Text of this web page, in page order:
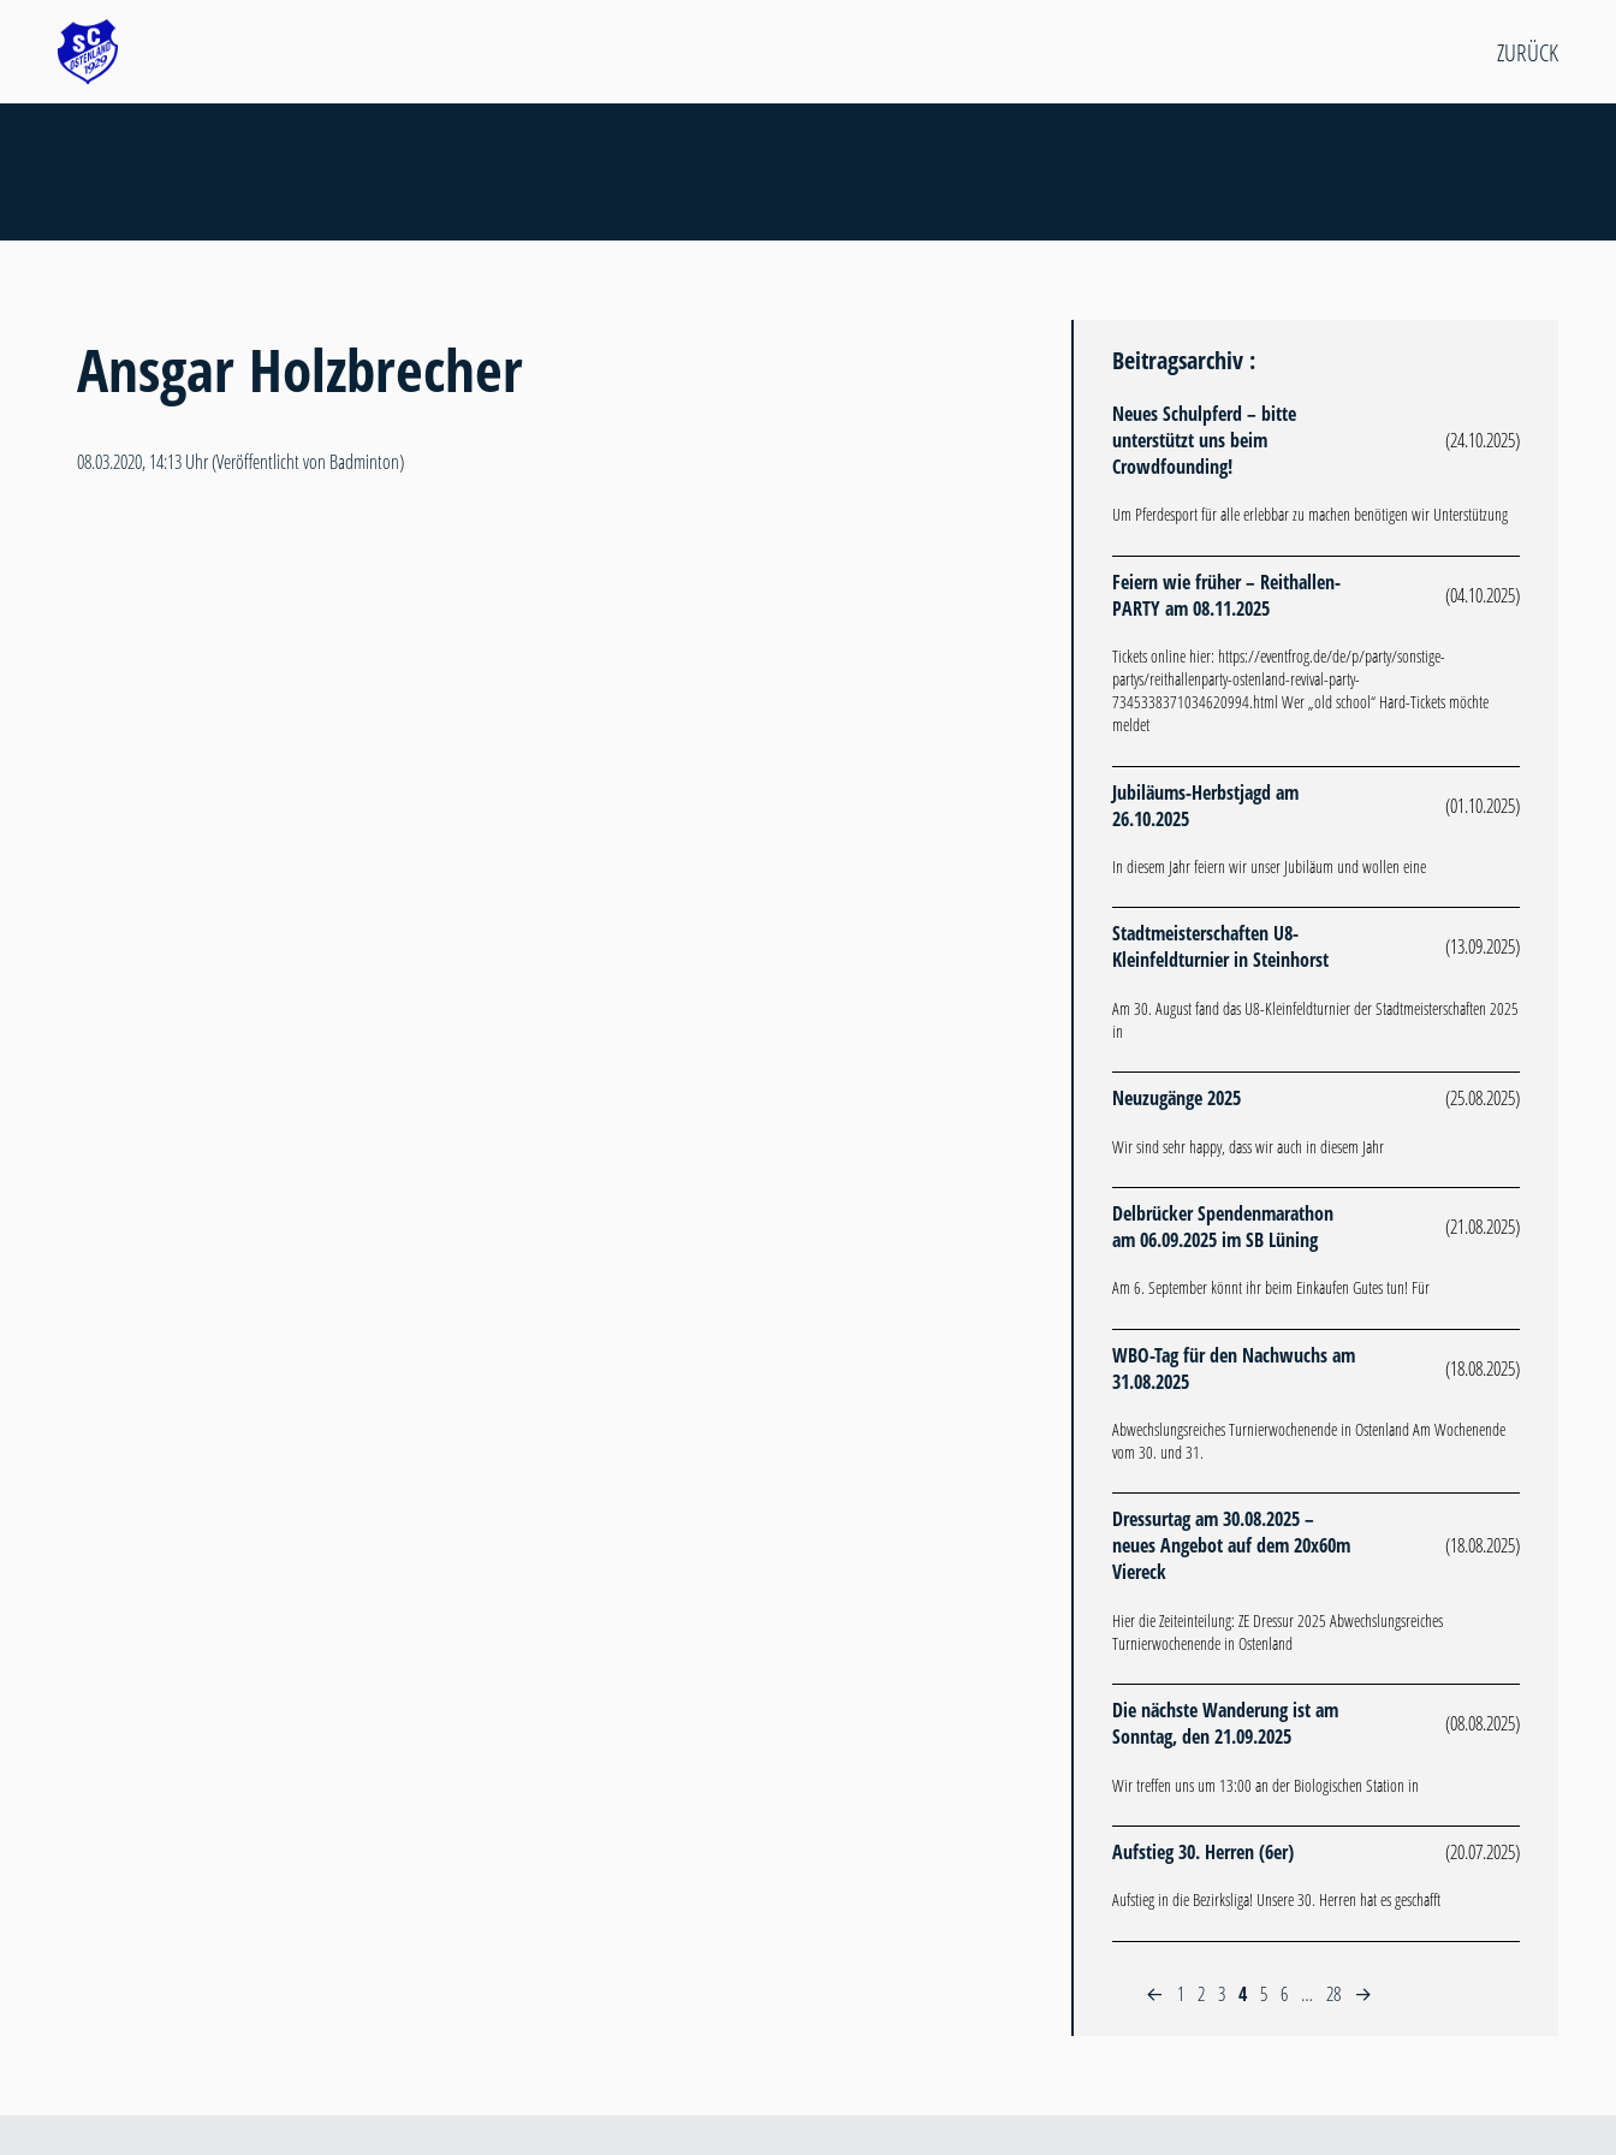
ZURÜCK
Ansgar Holzbrecher
08.03.2020, 14:13 Uhr(Veröffentlicht von Badminton)
Beitragsarchiv :
Neues Schulpferd – bitte
unterstützt uns beim
Crowdfounding!
(24.10.2025)
Um Pferdesport für alle erlebbar zu machen benötigen wir Unterstützung
Feiern wie früher – Reithallen-
PARTY am 08.11.2025
(04.10.2025)
Tickets online hier: https://eventfrog.de/de/p/party/sonstige-
partys/reithallenparty-ostenland-revival-party-
7345338371034620994.html Wer „old school“ Hard-Tickets möchte
meldet
Jubiläums-Herbstjagd am
26.10.2025
(01.10.2025)
In diesem Jahr feiern wir unser Jubiläum und wollen eine
Stadtmeisterschaften U8-
Kleinfeldturnier in Steinhorst
(13.09.2025)
Am 30. August fand das U8-Kleinfeldturnier der Stadtmeisterschaften 2025
in
Neuzugänge 2025 (25.08.2025)
Wir sind sehr happy, dass wir auch in diesem Jahr
Delbrücker Spendenmarathon
am 06.09.2025 im SB Lüning
(21.08.2025)
Am 6. September könnt ihr beim Einkaufen Gutes tun! Für
WBO-Tag für den Nachwuchs am
31.08.2025
(18.08.2025)
Abwechslungsreiches Turnierwochenende in Ostenland Am Wochenende
vom 30. und 31.
Dressurtag am 30.08.2025 –
neues Angebot auf dem 20x60m
Viereck
(18.08.2025)
Hier die Zeiteinteilung: ZE Dressur 2025 Abwechslungsreiches
Turnierwochenende in Ostenland
Die nächste Wanderung ist am
Sonntag, den 21.09.2025
(08.08.2025)
Wir treffen uns um 13:00 an der Biologischen Station in
Aufstieg 30. Herren (6er) (20.07.2025)
Aufstieg in die Bezirksliga! Unsere 30. Herren hat es geschafft
← 1 2 3 4 5 6 … 28 →